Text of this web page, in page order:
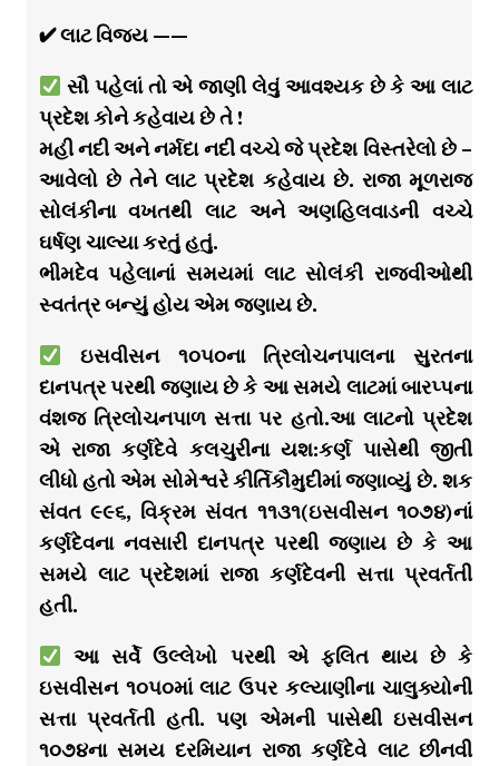
✔ લાટ વિજય ——
સૌ પહેલાં તો એ જાણી લેવું આવશ્યક છે કે આ લાટ
પ્રદેશ કોને કહેવાય છે તે !
મહી નદી અને નર્મદા નદી વચ્ચે જે પ્રદેશ વિસ્તરેલો છે –
આવેલો છે તેને લાટ પ્રદેશ કહેવાય છે. રાજા મૂળરાજ
સોલંકીના વખતથી લાટ અને અણહિલવાડની વચ્ચે
ઘર્ષણ ચાલ્યા કરતું હતું.
ભીમદેવ પહેલાનાં સમયમાં લાટ સોલંકી રાજ્વીઓથી
સ્વતંત્ર બન્યું હોય એમ જણાય છે.
ઇસવીસન ૧૦૫૦ના ત્રિલોચનપાલના સુરતના
દાનપત્ર પરથી જણાય છે કે આ સમયે લાટમાં બારપ્પના
વંશજ ત્રિલોચનપાળ સત્તા પર હતો.આ લાટનો પ્રદેશ
એ રાજા કર્ણદેવે કલચુરીના યશ:કર્ણ પાસેથી જીતી
લીધો હતો એમ સોમેશ્વરે કીર્તિકૌમુદીમાં જણાવ્યું છે. શક
સંવત ૯૯૬, વિક્રમ સંવત ૧૧૩૧(ઇસવીસન ૧૦૭૪)નાં
કર્ણદેવના નવસારી દાનપત્ર પરથી જણાય છે કે આ
સમયે લાટ પ્રદેશમાં રાજા કર્ણદેવની સત્તા પ્રવર્તતી
હતી.
આ સર્વે ઉલ્લેખો પરથી એ ફલિત થાય છે કે
ઇસવીસન ૧૦૫૦માં લાટ ઉપર કલ્યાણીના ચાલુક્યોની
સત્તા પ્રવર્તતી હતી. પણ એમની પાસેથી ઇસવીસન
૧૦૭૪ના સમય દરમિયાન રાજા કર્ણદેવે લાટ છીનવી